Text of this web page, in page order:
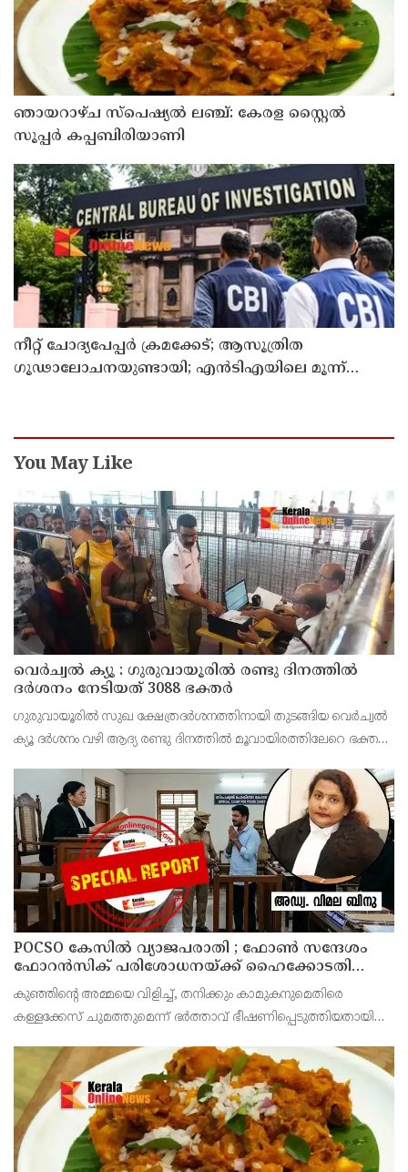
ഞായറാഴ്ച സ്പെഷ്യൽ ലഞ്ച്: കേരള സ്റ്റൈൽ
സൂപ്പർ കപ്പബിരിയാണി
നീറ്റ് ചോദ്യപേപ്പര്‍ ക്രമക്കേട്; ആസൂത്രിത
ഗൂഢാലോചനയുണ്ടായി; എന്‍ടിഎയിലെ മൂന്ന്
You May Like
വെർച്വൽ ക്യൂ : ഗുരുവായൂരിൽ രണ്ടു ദിനത്തിൽ
ദർശനം നേടിയത് 3088 ഭക്തർ
ഗുരുവായൂരിൽ സുഖ ക്ഷേത്രദർശനത്തിനായി തുടങ്ങിയ വെർച്വൽ
ക്യൂ ദർശനം വഴി ആദ്യ രണ്ടു ദിനത്തിൽ മൂവായിരത്തിലേറെ ഭക്തർ
ചെയ്തിരുന്നു.
POCSO കേസിൽ വ്യാജപരാതി ; ഫോൺ സന്ദേശം
ഫോറൻസിക് പരിശോധനയ്ക്ക് ഹൈക്കോടതി
നിർദേശം; പ്രതിയെ വെറുതെവിട്ട് ആലുവ ഫാസ്റ്റ്
ട്രാക്ക് കോടതി
കുഞ്ഞിന്റെ അമ്മയെ വിളിച്ച്, തനിക്കും കാമുകനുമെതിരെ
കള്ളക്കേസ് ചുമത്തുമെന്ന് ഭർത്താവ് ഭീഷണിപ്പെടുത്തിയതായി
പരിശോധിച്ച് റിപ്പോർട്ട് കോടതിയിൽ സമർപ്പിക്കണമെന്